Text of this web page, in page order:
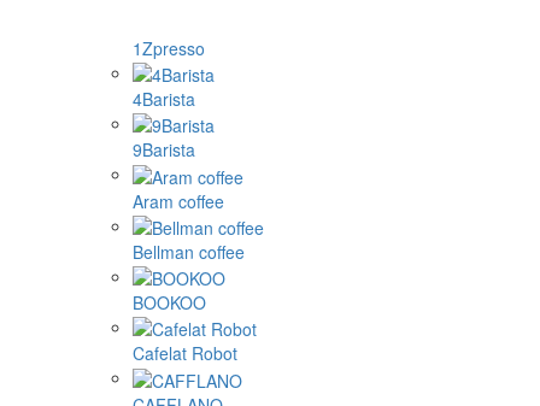
1Zpresso
4Barista
9Barista
Aram coffee
Bellman coffee
BOOKOO
Cafelat Robot